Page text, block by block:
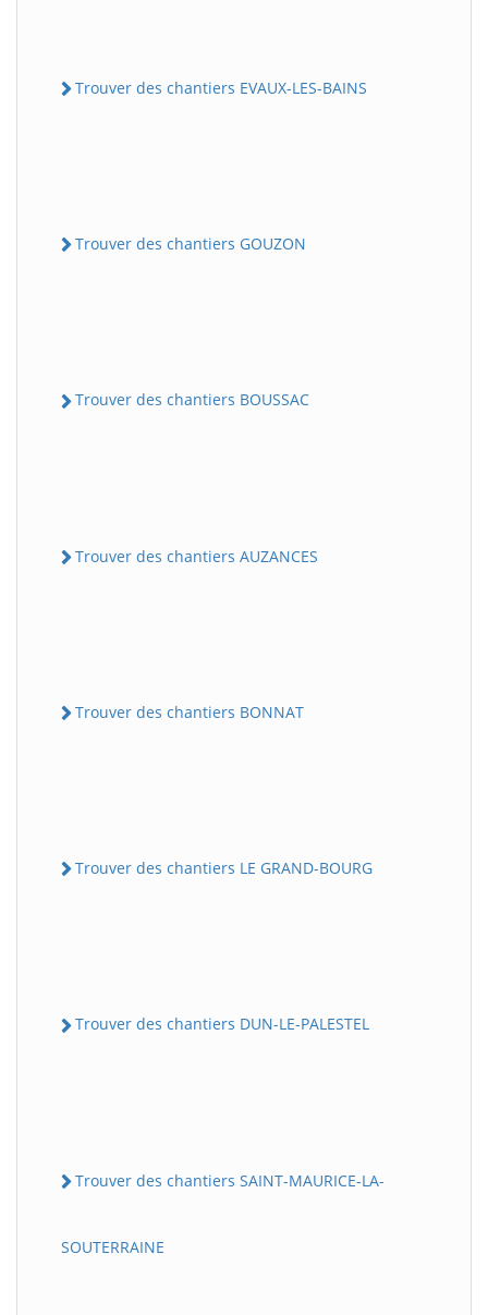
Trouver des chantiers EVAUX-LES-BAINS
Trouver des chantiers GOUZON
Trouver des chantiers BOUSSAC
Trouver des chantiers AUZANCES
Trouver des chantiers BONNAT
Trouver des chantiers LE GRAND-BOURG
Trouver des chantiers DUN-LE-PALESTEL
Trouver des chantiers SAINT-MAURICE-LA-
SOUTERRAINE